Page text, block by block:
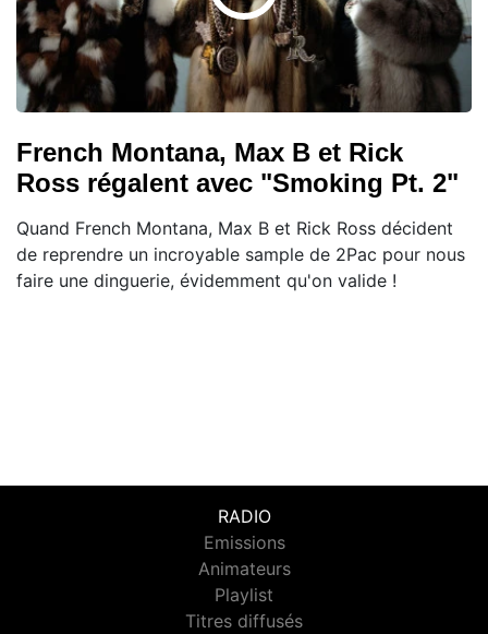
French Montana, Max B et Rick
Ross régalent avec "Smoking Pt. 2"
Quand French Montana, Max B et Rick Ross décident
de reprendre un incroyable sample de 2Pac pour nous
faire une dinguerie, évidemment qu'on valide !
RADIO
Emissions
Animateurs
Playlist
Titres diffusés